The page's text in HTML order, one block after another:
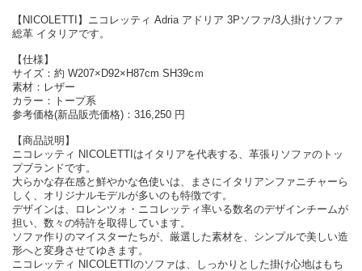
【NICOLETTI】ニコレッティ Adria アドリア 3Pソファ/3人掛けソファ
総革 イタリアです。
【仕様】
サイズ：約 W207×D92×H87cm SH39cｍ
素材：レザー
カラー：トープ系
参考価格(新品販売価格)：316,250 円
【商品説明】
ニコレッティ NICOLETTIはイタリアを代表する、革張りソファのトッ
プブランドです。
大らかな存在感と鮮やかな色使いは、まさにイタリアンファニチャーら
しく、オリジナルモデルが多いのも特徴です。
デザインは、ロレンツォ・ニコレッティ率いる数名のデザインチームが
担い、数々の特許を取得しています。
ソファ作りのマイスターたちが、厳選した素材を、シンプルで美しい造
形へと変身させてゆきます。
ニコレッティ NICOLETTIのソファは、しっかりとした掛け心地はもち